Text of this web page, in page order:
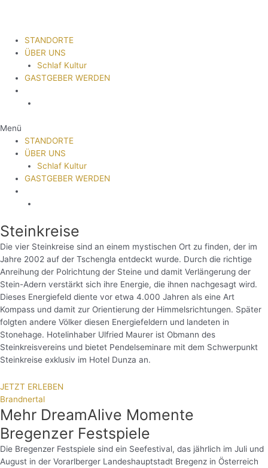
STANDORTE
ÜBER UNS
Schlaf Kultur
GASTGEBER WERDEN
Menü
STANDORTE
ÜBER UNS
Schlaf Kultur
GASTGEBER WERDEN
Steinkreise
Die vier Steinkreise sind an einem mystischen Ort zu finden, der im
Jahre 2002 auf der Tschengla entdeckt wurde. Durch die richtige
Anreihung der Polrichtung der Steine und damit Verlängerung der
Stein-Adern verstärkt sich ihre Energie, die ihnen nachgesagt wird.
Dieses Energiefeld diente vor etwa 4.000 Jahren als eine Art
Kompass und damit zur Orientierung der Himmelsrichtungen. Später
folgten andere Völker diesen Energiefeldern und landeten in
Stonehage. Hotelinhaber Ulfried Maurer ist Obmann des
Steinkreisvereins und bietet Pendelseminare mit dem Schwerpunkt
Steinkreise exklusiv im Hotel Dunza an.
JETZT ERLEBEN
Brandnertal
Mehr DreamAlive Momente
Bregenzer Festspiele
Die Bregenzer Festspiele sind ein Seefestival, das jährlich im Juli und
August in der Vorarlberger Landeshauptstadt Bregenz in Österreich